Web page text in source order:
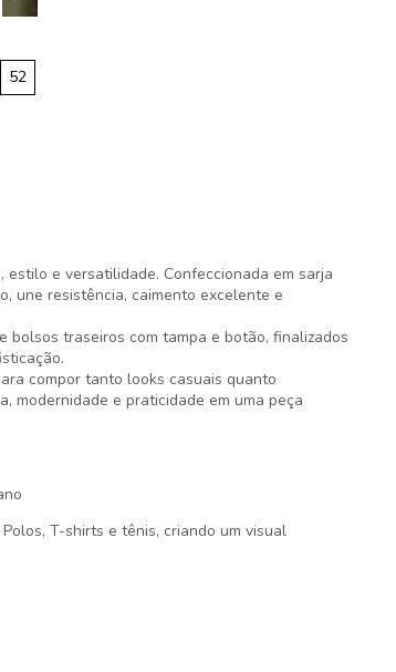
52
e versatilidade. Confeccionada em sarja
une resistência, caimento excelente e
traseiros com tampa e botão, finalizados
compor tanto looks casuais quanto
modernidade e praticidade em uma peça
T-shirts e tênis, criando um visual